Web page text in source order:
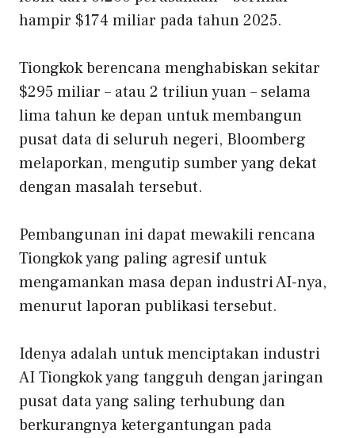
hampir $174 miliar pada tahun 2025.
Tiongkok berencana menghabiskan sekitar
$295 miliar – atau 2 triliun yuan – selama
lima tahun ke depan untuk membangun
pusat data di seluruh negeri, Bloomberg
melaporkan, mengutip sumber yang dekat
dengan masalah tersebut.
Pembangunan ini dapat mewakili rencana
Tiongkok yang paling agresif untuk
mengamankan masa depan industri AI-nya,
menurut laporan publikasi tersebut.
Idenya adalah untuk menciptakan industri
AI Tiongkok yang tangguh dengan jaringan
pusat data yang saling terhubung dan
berkurangnya ketergantungan pada